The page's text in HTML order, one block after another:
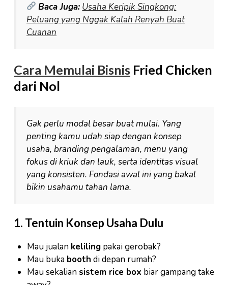
Baca Juga: Usaha Keripik Singkong:
Peluang yang Nggak Kalah Renyah Buat
Cuanan
Cara Memulai Bisnis Fried Chicken
dari Nol
Gak perlu modal besar buat mulai. Yang
penting kamu udah siap dengan konsep
usaha, branding pengalaman, menu yang
fokus di kriuk dan lauk, serta identitas visual
yang konsisten. Fondasi awal ini yang bakal
bikin usahamu tahan lama.
1. Tentuin Konsep Usaha Dulu
Mau jualan kelilingpakai gerobak?
Mau buka booth di depan rumah?
Mau sekaliansistem rice box biar gampang take